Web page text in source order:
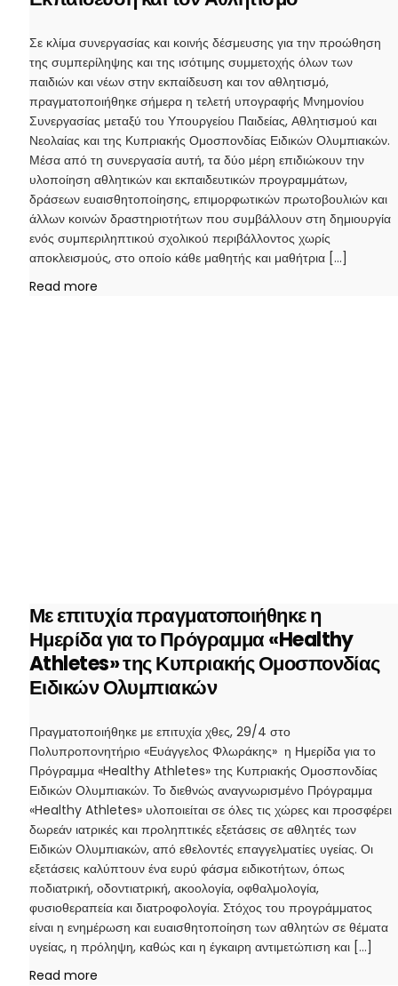
Σε κλίμα συνεργασίας και κοινής δέσμευσης για την προώθηση
της συμπερίληψης και της ισότιμης συμμετοχής όλων των
παιδιών και νέων στην εκπαίδευση και τον αθλητισμό,
πραγματοποιήθηκε σήμερα η τελετή υπογραφής Μνημονίου
Συνεργασίας μεταξύ του Υπουργείου Παιδείας, Αθλητισμού και
Νεολαίας και της Κυπριακής Ομοσπονδίας Ειδικών Ολυμπιακών.
Μέσα από τη συνεργασία αυτή, τα δύο μέρη επιδιώκουν την
υλοποίηση αθλητικών και εκπαιδευτικών προγραμμάτων,
δράσεων ευαισθητοποίησης, επιμορφωτικών πρωτοβουλιών και
άλλων κοινών δραστηριοτήτων που συμβάλλουν στη δημιουργία
ενός συμπεριληπτικού σχολικού περιβάλλοντος χωρίς
αποκλεισμούς, στο οποίο κάθε μαθητής και μαθήτρια […]
Read more
Με επιτυχία πραγματοποιήθηκε η
Ημερίδα για το Πρόγραμμα «Healthy
Athletes» της Κυπριακής Ομοσπονδίας
Ειδικών Ολυμπιακών
Πραγματοποιήθηκε με επιτυχία χθες, 29/4 στο
Πολυπροπονητήριο «Ευάγγελος Φλωράκης» η Ημερίδα για το
Πρόγραμμα «Healthy Athletes» της Κυπριακής Ομοσπονδίας
Ειδικών Ολυμπιακών. Το διεθνώς αναγνωρισμένο Πρόγραμμα
«Healthy Athletes» υλοποιείται σε όλες τις χώρες και προσφέρει
δωρεάν ιατρικές και προληπτικές εξετάσεις σε αθλητές των
Ειδικών Ολυμπιακών, από εθελοντές επαγγελματίες υγείας. Οι
εξετάσεις καλύπτουν ένα ευρύ φάσμα ειδικοτήτων, όπως
ποδιατρική, οδοντιατρική, ακοολογία, οφθαλμολογία,
φυσιοθεραπεία και διατροφολογία. Στόχος του προγράμματος
είναι η ενημέρωση και ευαισθητοποίηση των αθλητών σε θέματα
υγείας, η πρόληψη, καθώς και η έγκαιρη αντιμετώπιση και […]
Read more